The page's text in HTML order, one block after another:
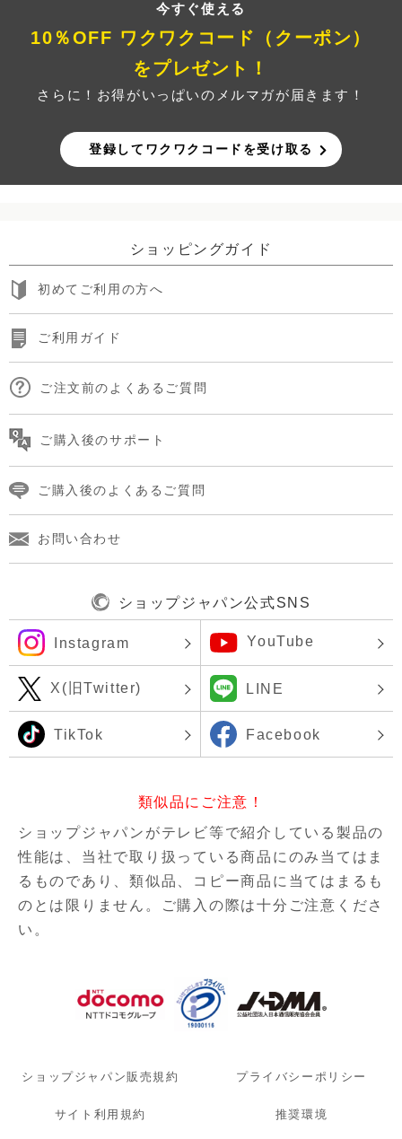
今すぐ使える
10％OFF ワクワクコード（クーポン）
をプレゼント！
さらに！お得がいっぱいのメルマガが届きます！
登録してワクワクコードを受け取る
ショッピングガイド
初めてご利用の方へ
ご利用ガイド
ご注文前のよくあるご質問
ご購入後のサポート
ご購入後のよくあるご質問
お問い合わせ
ショップジャパン公式SNS
Instagram YouTube
X(旧Twitter) LINE
TikTok Facebook
類似品にご注意！
ショップジャパンがテレビ等で紹介している製品の
性能は、当社で取り扱っている商品にのみ当てはま
るものであり、類似品、コピー商品に当てはまるも
のとは限りません。ご購入の際は十分ご注意くださ
い。
ショップジャパン販売規約 プライバシーポリシー
サイト利用規約 推奨環境